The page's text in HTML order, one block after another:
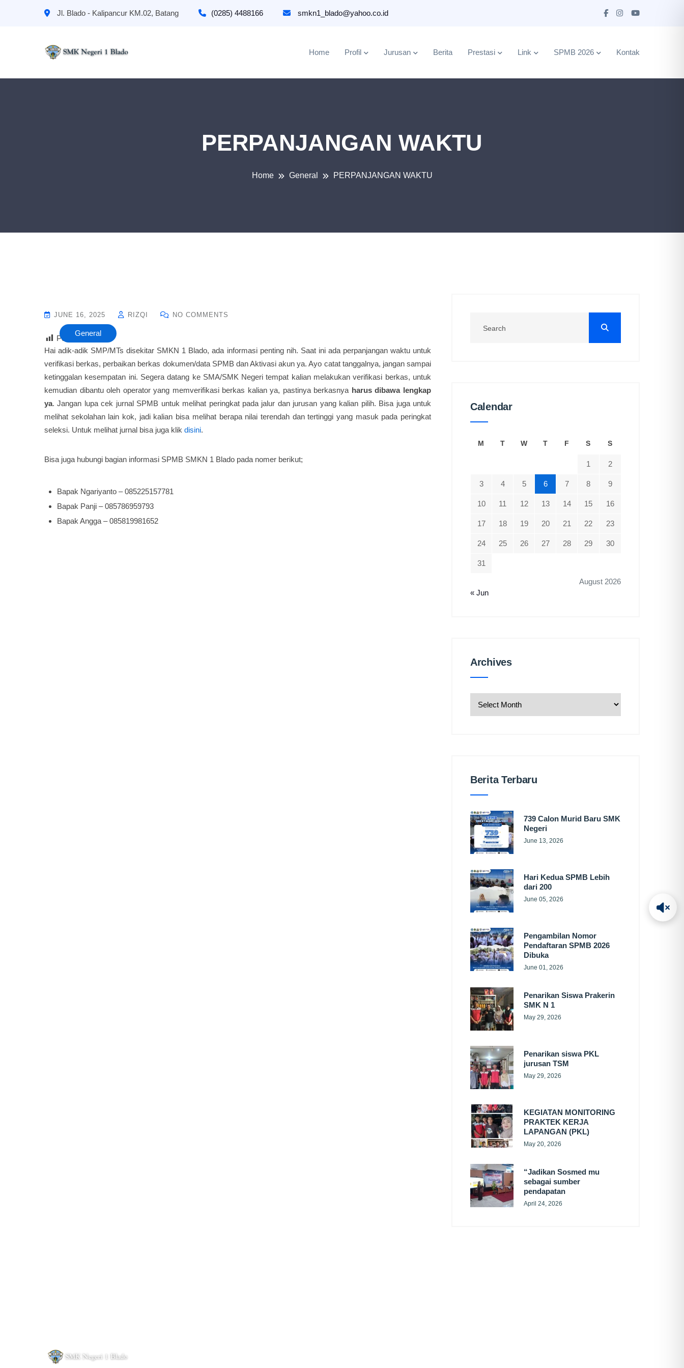
Jl. Blado - Kalipancur KM.02, Batang (0285) 4488166 smkn1_blado@yahoo.co.id
Home Profil Jurusan Berita Prestasi Link SPMB 2026 Kontak
PERPANJANGAN WAKTU
Home General PERPANJANGAN WAKTU
General
JUNE 16, 2025 RIZQI NO COMMENTS
Post Views : 20
Hai adik-adik SMP/MTs disekitar SMKN 1 Blado, ada informasi penting nih. Saat ini ada perpanjangan waktu untuk
verifikasi berkas, perbaikan berkas dokumen/data SPMB dan Aktivasi akun ya. Ayo catat tanggalnya, jangan sampai
ketinggalan kesempatan ini. Segera datang ke SMA/SMK Negeri tempat kalian melakukan verifikasi berkas, untuk
kemudian dibantu oleh operator yang memverifikasi berkas kalian ya, pastinya berkasnya harus dibawa lengkap
ya. Jangan lupa cek jurnal SPMB untuk melihat peringkat pada jalur dan jurusan yang kalian pilih. Bisa juga untuk
melihat sekolahan lain kok, jadi kalian bisa melihat berapa nilai terendah dan tertinggi yang masuk pada peringkat
seleksi. Untuk melihat jurnal bisa juga klik disini.
Bisa juga hubungi bagian informasi SPMB SMKN 1 Blado pada nomer berikut;
Bapak Ngariyanto – 085225157781
Bapak Panji – 085786959793
Bapak Angga – 085819981652
Calendar
August 2026
M T W T F S S
1 2
3 4 5 6 7 8 9
10 11 12 13 14 15 16
17 18 19 20 21 22 23
24 25 26 27 28 29 30
31
« Jun
ArchivesArchives
Berita Terbaru
739 Calon Murid Baru SMK
Negeri
June 13, 2026
Hari Kedua SPMB Lebih
dari 200
June 05, 2026
Pengambilan Nomor
Pendaftaran SPMB 2026
Dibuka
June 01, 2026
Penarikan Siswa Prakerin
SMK N 1
May 29, 2026
Penarikan siswa PKL
jurusan TSM
May 29, 2026
KEGIATAN MONITORING
PRAKTEK KERJA
LAPANGAN (PKL)
May 20, 2026
“Jadikan Sosmed mu
sebagai sumber
pendapatan
April 24, 2026